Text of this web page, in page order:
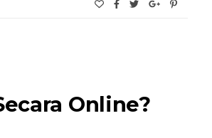
Online?